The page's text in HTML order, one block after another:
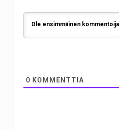
0 KOMMENTTIA